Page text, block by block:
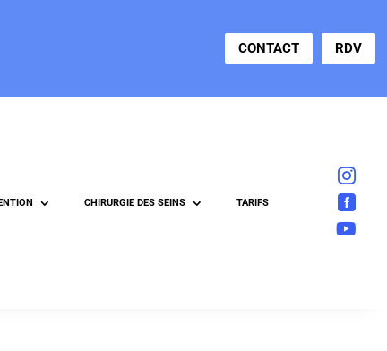
CONTACT RDV
CHIRURGIE DES SEINS TARIFS


